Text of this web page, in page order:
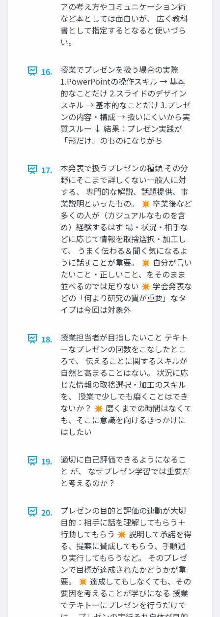
アの考え方やコミュニケーション術
など本としては面白いが、 広く教科
書として指定するとなると使いづら
い。
16.
授業でプレゼンを扱う場合の実際
1.PowerPointの操作スキル → 基本
的なことだけ 2.スライドのデザイン
スキル → 基本的なことだけ 3.プレゼ
ンの内容・構成 → 扱いにくいから実
質スルー ↓ 結果：プレゼン実践が
「形だけ」のものになりがち
17.
本発表で扱うプレゼンの種類 その分
野にそこまで詳しくない一般人に対
する、 専門的な解説、話題提供、事
業説明といったもの。 ✴ 卒業後など
多くの人が（カジュアルなものを含
め）経験するはず 場・状況・相手な
どに応じて情報を取捨選択・加工し
て、 うまく伝わる＆聞く気になるよ
うに話すことが重要。 ✴ 自分が言い
たいこと・正しいこと、をそのまま
並べるのでは足りない ✴ 学会発表な
どの「何より研究の質が重要」なタ
イプは今回は対象外
18.
授業担当者が目指したいこと テキト
ーなプレゼンの回数をこなしたとこ
ろで、 伝えることに関するスキルが
自然と高まることはない。 状況に応
じた情報の取捨選択・加工のスキル
を、 授業で少しでも磨くことはでき
ないか？ ✴ 磨くまでの時間はなくて
も、そこに意識を向けるきっかけに
はしたい
19.
適切に自己評価できるようになるこ
と が、 なぜプレゼン学習では重要だ
と考えるのか？
20.
プレゼンの目的と評価の連動が大切
目的：相手に話を理解してもらう＋
行動してもらう ✴ 説明して承諾を得
る、提案に賛成してもらう、手順通
り実行してもらうなど。 そのプレゼ
ンで目標が達成されたかどうかが重
要。 ✴ 達成してもしなくても、その
要因を考えることが学びになる 授業
でテキトーにプレゼンを行うだけで